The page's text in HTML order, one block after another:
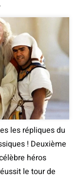
les répliques du
! Deuxième
héros
le tour de